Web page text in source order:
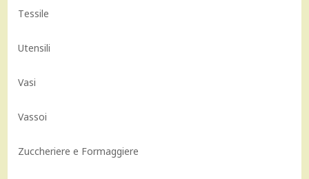
Tessile
Utensili
Vasi
Vassoi
Zuccheriere e Formaggiere